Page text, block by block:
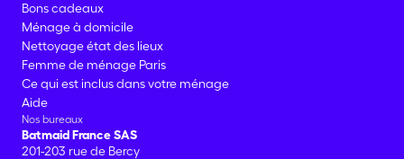
Bons cadeaux
Ménage à domicile
Nettoyage état des lieux
Femme de ménage Paris
Ce qui est inclus dans votre ménage
Aide
Nos bureaux
Batmaid France SAS
201-203 rue de Bercy